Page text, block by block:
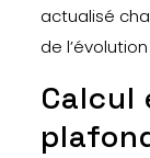
actualisé
de